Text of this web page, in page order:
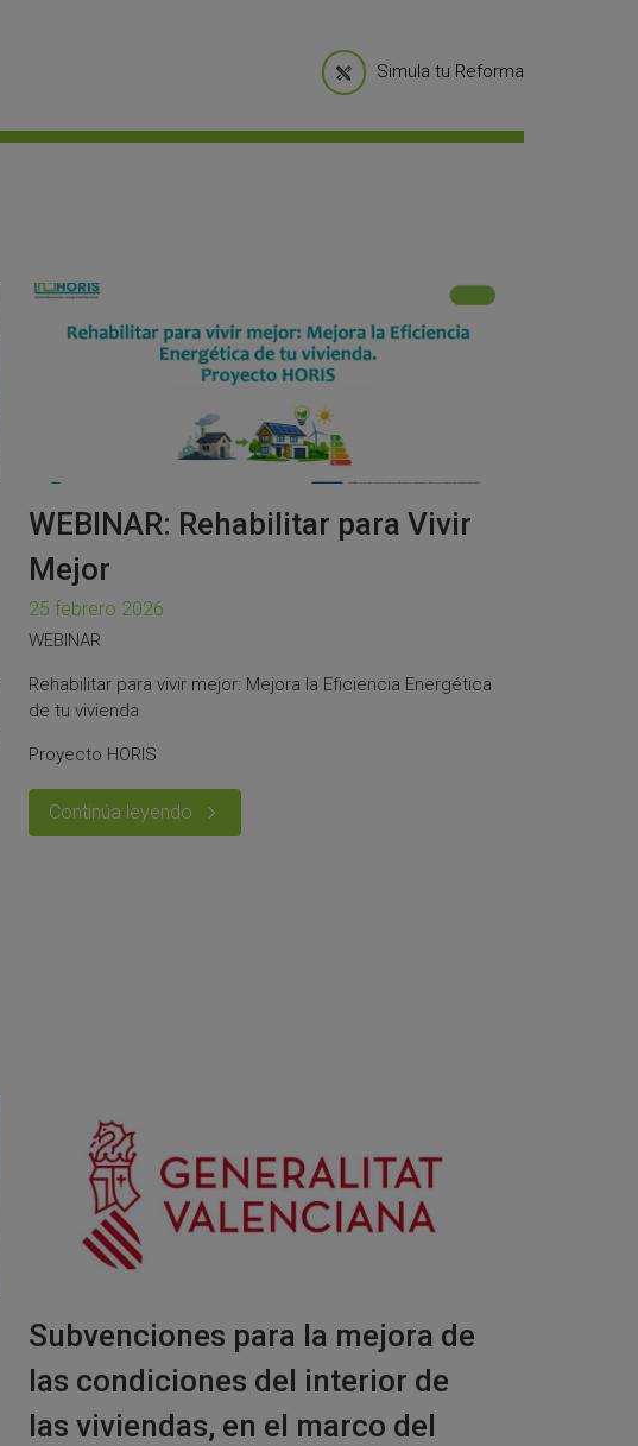
Simula tu Reforma
WEBINAR: Rehabilitar para Vivir
Mejor
25 febrero 2026
WEBINAR
Rehabilitar para vivir mejor: Mejora la Eficiencia Energética
de tu vivienda
Proyecto HORIS
Continúa leyendo
Subvenciones para la mejora de
las condiciones del interior de
las viviendas, en el marco del